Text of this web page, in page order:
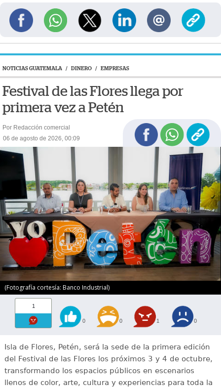
NOTICIAS GUATEMALA / DINERO / EMPRESAS
Festival de las Flores llega por
primera vez a Petén
Por Redacción comercial
06 de agosto de 2026, 00:09
(Fotografía cortesía: Banco Industrial)
1
0 0 1 0
Isla de Flores, Petén, será la sede de la primera edición
del Festival de las Flores los próximos 3 y 4 de octubre,
transformando los espacios públicos en escenarios
llenos de color, arte, cultura y experiencias para toda la